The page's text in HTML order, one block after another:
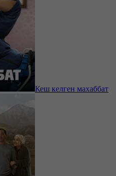
Кеш келген махаббат